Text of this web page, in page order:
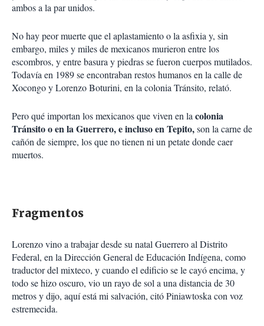
ambos a la par unidos.
No hay peor muerte que el aplastamiento o la asfixia y, sin
embargo, miles y miles de mexicanos murieron entre los
escombros, y entre basura y piedras se fueron cuerpos mutilados.
Todavía en 1989 se encontraban restos humanos en la calle de
Xocongo y Lorenzo Boturini, en la colonia Tránsito, relató.
Pero qué importan los mexicanos que viven en la colonia
Tránsito o en la Guerrero, e incluso en Tepito,son la carne de
cañón de siempre, los que no tienen ni un petate donde caer
muertos.
Fragmentos
Lorenzo vino a trabajar desde su natal Guerrero al Distrito
Federal, en la Dirección General de Educación Indígena, como
traductor del mixteco, y cuando el edificio se le cayó encima, y
todo se hizo oscuro, vio un rayo de sol a una distancia de 30
metros y dijo, aquí está mi salvación, citó Piniawtoska con voz
estremecida.